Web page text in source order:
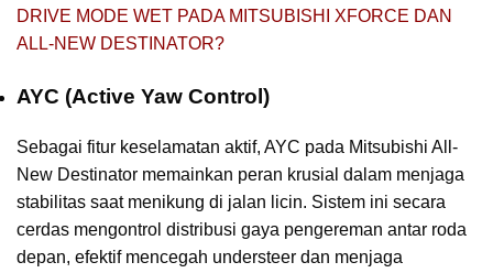
DRIVE MODE WET PADA MITSUBISHI XFORCE DAN
ALL-NEW DESTINATOR?
AYC (Active Yaw Control)
Sebagai fitur keselamatan aktif, AYC pada Mitsubishi All-
New Destinator memainkan peran krusial dalam menjaga
stabilitas saat menikung di jalan licin. Sistem ini secara
cerdas mengontrol distribusi gaya pengereman antar roda
depan, efektif mencegah understeer dan menjaga